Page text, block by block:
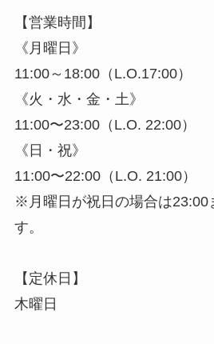
【営業時間】
《月曜日》
11:00～18:00（L.O.17:00）
《火・水・金・土》
11:00〜23:00（L.O. 22:00）
《日・祝》
11:00〜22:00（L.O. 21:00）
※月曜日が祝日の場合は23:00
す。
【定休日】
木曜日